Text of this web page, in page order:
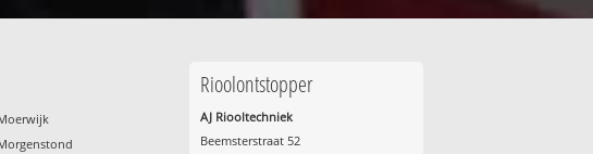
Rioolontstopper
AJ Riooltechniek
Beemsterstraat 52